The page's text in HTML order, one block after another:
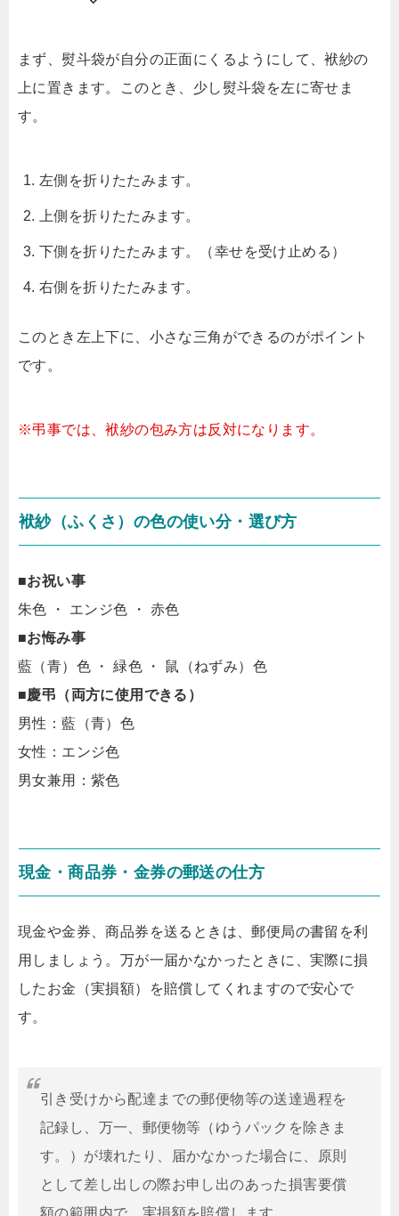
まず、熨斗袋が自分の正面にくるようにして、袱紗の
上に置きます。このとき、少し熨斗袋を左に寄せま
す。
左側を折りたたみます。
上側を折りたたみます。
下側を折りたたみます。（幸せを受け止める）
右側を折りたたみます。
このとき左上下に、小さな三角ができるのがポイント
です。
※弔事では、袱紗の包み方は反対になります。
袱紗（ふくさ）の色の使い分・選び方
■お祝い事
朱色 ・ エンジ色 ・ 赤色
■お悔み事
藍（青）色 ・ 緑色 ・ 鼠（ねずみ）色
■慶弔（両方に使用できる）
男性：藍（青）色
女性：エンジ色
男女兼用：紫色
現金・商品券・金券の郵送の仕方
現金や金券、商品券を送るときは、郵便局の書留を利
用しましょう。万が一届かなかったときに、実際に損
したお金（実損額）を賠償してくれますので安心で
す。
引き受けから配達までの郵便物等の送達過程を
記録し、万一、郵便物等（ゆうパックを除きま
す。）が壊れたり、届かなかった場合に、原則
として差し出しの際お申し出のあった損害要償
額の範囲内で、実損額を賠償します。